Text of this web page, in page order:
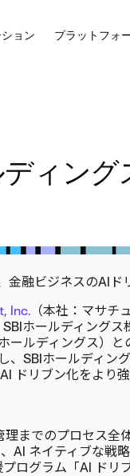
ョン プラットフォ
ィン
金融ビジネスのAIド
Inc. （本社：マサチ
ホールディングス
ールディングス）と
、SBIホールディン
ドリブン化をより
までのプロセス全
AI ネイティブな戦
ログラム「AI ドリ